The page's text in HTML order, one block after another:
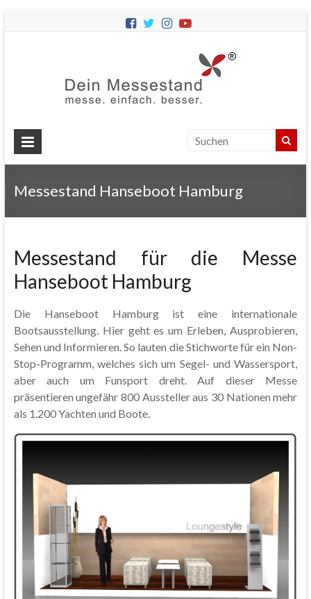
Messestände
für
Messestand Hanseboot Hamburg
Messestand für die Messe
Hanseboot Hamburg
Die Hanseboot Hamburg ist eine internationale
Bootsausstellung. Hier geht es um Erleben, Ausprobieren,
Sehen und Informieren. So lauten die Stichworte für ein Non-
Stop-Programm, welches sich um Segel- und Wassersport,
aber auch um Funsport dreht. Auf dieser Messe
präsentieren ungefähr 800 Aussteller aus 30 Nationen mehr
als 1.200 Yachten und Boote.